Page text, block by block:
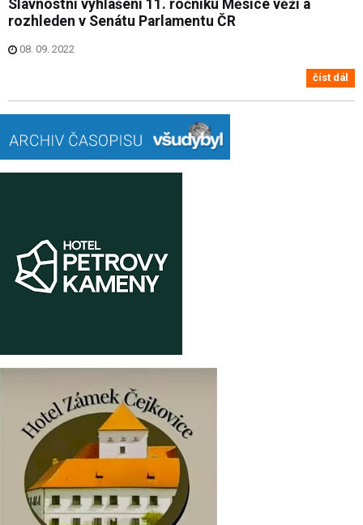
Slavnostní vyhlášení 11. ročníku Měsíce věží a
rozhleden v Senátu Parlamentu ČR
08. 09. 2022
číst dál